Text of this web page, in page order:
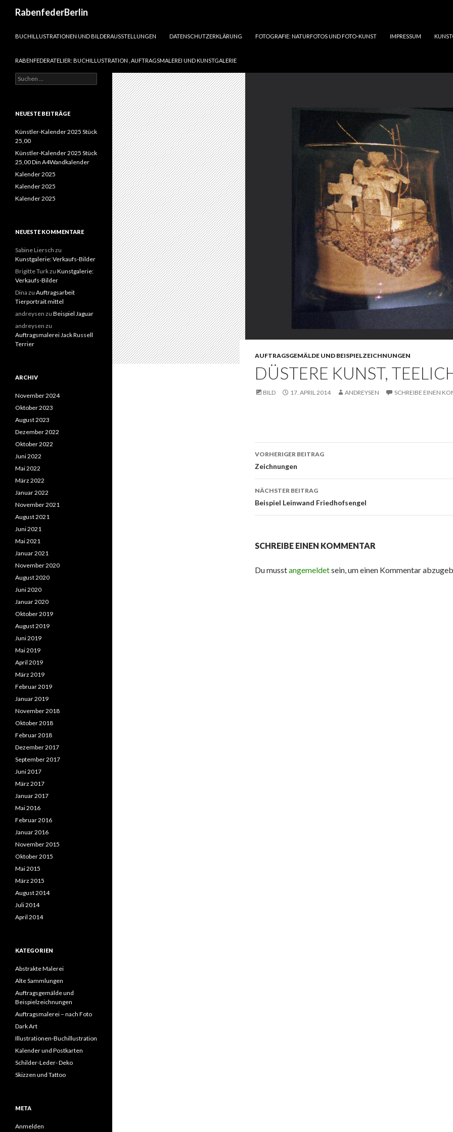
RabenfederBerlin
BUCHILLUSTRATIONEN UND BILDERAUSSTELLUNGEN
DATENSCHUTZERKLÄRUNG FOTOGRAFIE: NATURFOTOS UND FOTO-KUNST IMPRESSUM
RABENFEDERATELIER: BUCHILLUSTRATION , AUFTRAGSMALEREI UND KUNSTGALERIE
AUFTRAGSGEMÄLDE UND BEISPIELZEICHNUNGEN
DÜSTERE KUNST,
BILD 17. APRIL 2014 ANDREYSEN SCHREIBE EINEN
Beitrags-
Navigation
VORHERIGER BEITRAG
Zeichnungen
NÄCHSTER BEITRAG
Beispiel Leinwand Friedhofsengel
SCHREIBE EINEN KOMMENTAR
Du musstangemeldetsein, um einen Kommentar
Suchen
nach:
NEUESTE BEITRÄGE
Künstler-Kalender 2025 Stück
25,00
Künstler-Kalender 2025 Stück
25,00 Din A4Wandkalender
Kalender 2025
Kalender 2025
Kalender 2025
NEUESTE KOMMENTARE
Sabine Liersch zu
Kunstgalerie: Verkaufs-Bilder
Brigitte Turkzu Kunstgalerie:
Verkaufs-Bilder
Dina zu Auftragsarbeit
Tierportrait mittel
andreysen zu Beispiel Jaguar
andreysen zu
Auftragsmalerei Jack Russell
Terrier
ARCHIV
November 2024
Oktober 2023
August 2023
Dezember 2022
Oktober 2022
Juni 2022
Mai 2022
März 2022
Januar 2022
November 2021
August 2021
Juni 2021
Mai 2021
Januar 2021
November 2020
August 2020
Juni 2020
Januar 2020
Oktober 2019
August 2019
Juni 2019
Mai 2019
April 2019
März 2019
Februar 2019
Januar 2019
November 2018
Oktober 2018
Februar 2018
Dezember 2017
September 2017
Juni 2017
März 2017
Januar 2017
Mai 2016
Februar 2016
Januar 2016
November 2015
Oktober 2015
Mai 2015
März 2015
August 2014
Juli 2014
April 2014
KATEGORIEN
Abstrakte Malerei
Alte Sammlungen
Auftragsgemälde und
Beispielzeichnungen
Auftragsmalerei – nach Foto
Dark Art
Illustrationen-Buchillustration
Kalender und Postkarten
Schilder-Leder- Deko
Skizzen und Tattoo
META
Anmelden